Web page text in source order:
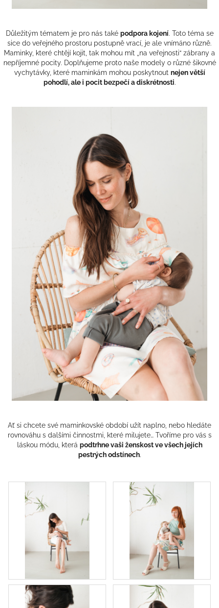
Důležitým tématem je pro nás také podpora kojení. Toto téma se
sice do veřejného prostoru postupně vrací, je ale vnímáno různě.
Maminky, které chtějí kojit, tak mohou mít „na veřejnosti“ zábrany a
nepříjemné pocity. Doplňujeme proto naše modely o různé šikovné
vychytávky, které maminkám mohou poskytnout nejen větší
pohodlí, ale i pocit bezpečí a diskrétnosti.
Ať si chcete své maminkovské období užít naplno, nebo hledáte
rovnováhu s dalšími činnostmi, které milujete… Tvoříme pro vás s
láskou módu, která podtrhne vaši ženskost ve všech jejích
pestrých odstínech.